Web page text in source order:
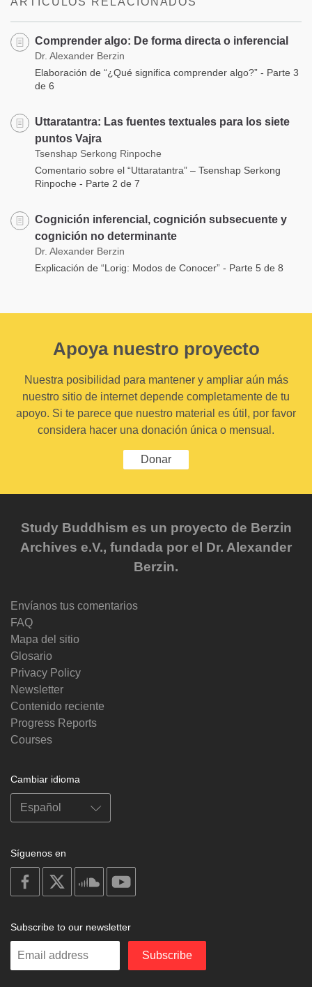
Comprender algo: De forma directa o inferencial
Dr. Alexander Berzin
Elaboración de “¿Qué significa comprender algo?” - Parte 3
de 6
Uttaratantra: Las fuentes textuales para los siete
puntos Vajra
Tsenshap Serkong Rinpoche
Comentario sobre el “Uttaratantra” – Tsenshap Serkong
Rinpoche - Parte 2 de 7
Cognición inferencial, cognición subsecuente y
cognición no determinante
Dr. Alexander Berzin
Explicación de “Lorig: Modos de Conocer” - Parte 5 de 8
Apoya nuestro proyecto
Nuestra posibilidad para mantener y ampliar aún más
nuestro sitio de internet depende completamente de tu
apoyo. Si te parece que nuestro material es útil, por favor
considera hacer una donación única o mensual.
Donar
Study Buddhism es un proyecto de Berzin
Archives e.V., fundada por el Dr. Alexander
Berzin.
Envíanos tus comentarios
FAQ
Mapa del sitio
Glosario
Privacy Policy
Newsletter
Contenido reciente
Progress Reports
Courses
Cambiar idioma
Síguenos en
on
facebook
soundcloud
Subscribe to our newsletter
Enter
Subscribe